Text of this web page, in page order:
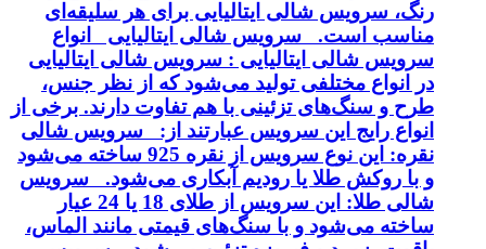
رنگ، سرویس شالی ایتالیایی برای هر سلیقه‌ای
مناسب است. سرویس شالی ایتالیایی انواع
سرویس شالی ایتالیایی : سرویس شالی ایتالیایی
در انواع مختلفی تولید می‌شود که از نظر جنس،
طرح و سنگ‌های تزئینی با هم تفاوت دارند. برخی از
انواع رایج این سرویس عبارتند از: سرویس شالی
نقره: این نوع سرویس از نقره 925 ساخته می‌شود
و با روکش طلا یا رودیم آبکاری می‌شود. سرویس
شالی طلا: این سرویس از طلای 18 یا 24 عیار
ساخته می‌شود و با سنگ‌های قیمتی مانند الماس،